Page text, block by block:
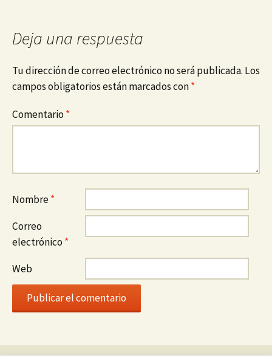
Deja una respuesta
Tu dirección de correo electrónico no será publicada. Los
campos obligatorios están marcados con*
Comentario*
Nombre*
Correo
electrónico*
Web